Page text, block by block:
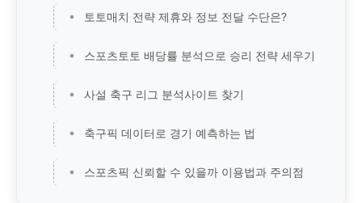
토토매치 전략 제휴와 정보 전달 수단은?
스포츠토토 배당률 분석으로 승리 전략 세우기
사설 축구 리그 분석사이트 찾기
축구픽 데이터로 경기 예측하는 법
스포츠픽 신뢰할 수 있을까 이용법과 주의점